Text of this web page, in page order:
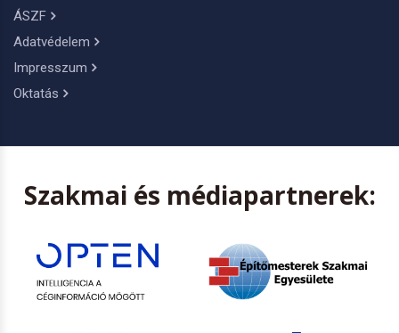
ÁSZF
Adatvédelem
Impresszum
Oktatás
Szakmai és médiapartnerek: